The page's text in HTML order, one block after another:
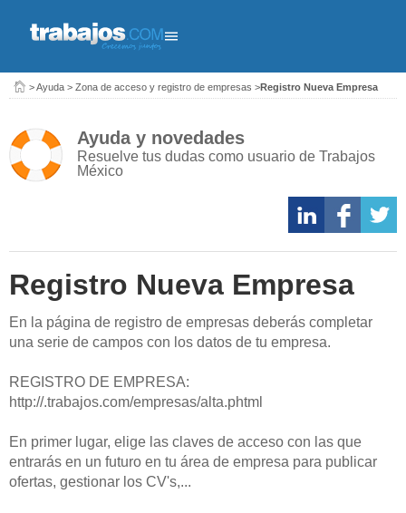
>Ayuda > Zona de acceso y registro de empresas >Registro Nueva Empresa
Ayuda y novedades
Resuelve tus dudas como usuario de Trabajos
México
Registro Nueva Empresa
En la página de registro de empresas deberás completar
una serie de campos con los datos de tu empresa.
REGISTRO DE EMPRESA:
http://.trabajos.com/empresas/alta.phtml
En primer lugar, elige las claves de acceso con las que
entrarás en un futuro en tu área de empresa para publicar
ofertas, gestionar los CV's,...